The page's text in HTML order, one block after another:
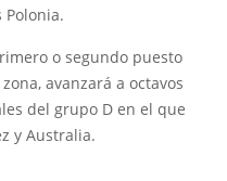
Polonia.
o segundo puesto
avanzará a octavos
del grupo D en el que
y Australia.